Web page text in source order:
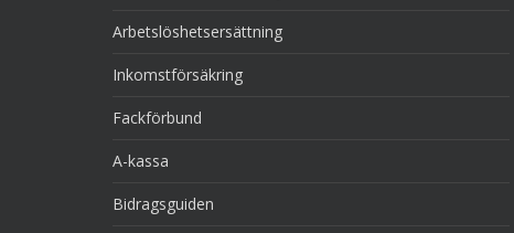
Arbetslöshetsersättning
Inkomstförsäkring
Fackförbund
A-kassa
Bidragsguiden